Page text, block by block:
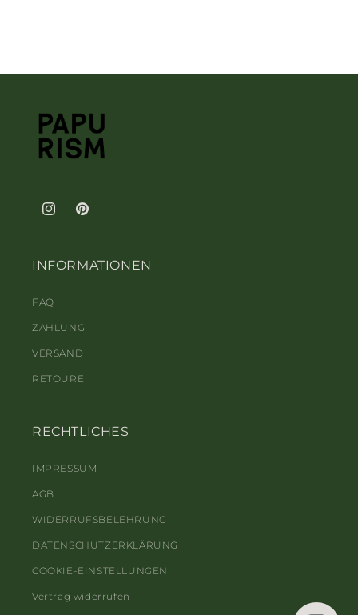
InstagramPinterest
INFORMATIONEN
FAQ
ZAHLUNG
VERSAND
RETOURE
RECHTLICHES
IMPRESSUM
AGB
WIDERRUFSBELEHRUNG
DATENSCHUTZERKLÄRUNG
COOKIE-EINSTELLUNGEN
Vertrag widerrufen